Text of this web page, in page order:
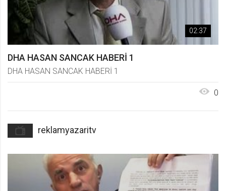
02:37
DHA HASAN SANCAK HABERİ 1
DHA HASAN SANCAK HABERİ 1
0
reklamyazaritv